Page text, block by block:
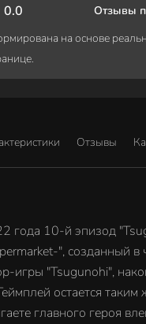
0.0
Отзывы
на основе
Отзывы
года 10-й эпизод
", созданный в
игры "Tsugunohi",
остается таким
главного героя